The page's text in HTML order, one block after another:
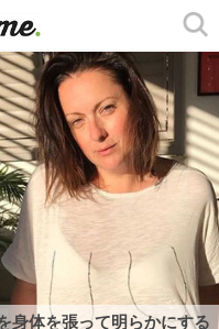
身体を張って明らかにする